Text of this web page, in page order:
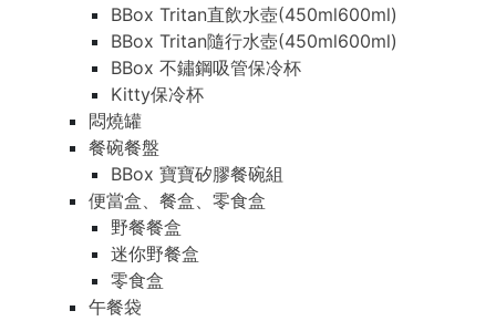
BBox Tritan直飲水壺(450ml600ml)
BBox Tritan隨行水壺(450ml600ml)
BBox 不鏽鋼吸管保冷杯
Kitty保冷杯
悶燒罐
餐碗餐盤
BBox 寶寶矽膠餐碗組
便當盒、餐盒、零食盒
野餐餐盒
迷你野餐盒
零食盒
午餐袋